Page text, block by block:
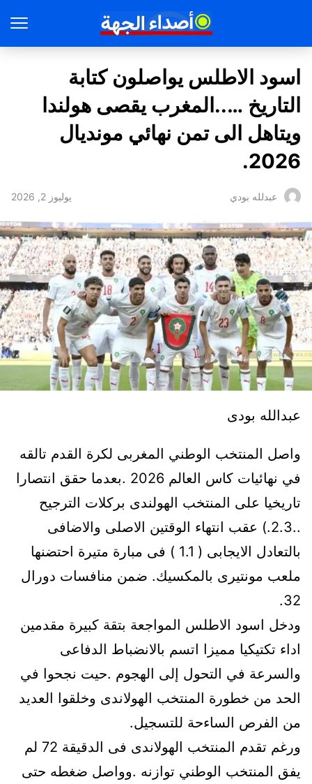
اسود الاطلس يواصلون كتابة
التاريخ …..المغرب يقصى هولندا
ويتاهل الى تمن نهائي مونديال
2026.
عبدلله بودي يوليوز 2, 2026
عبدالله بودى
واصل المنتخب الوطني المغربى لكرة القدم تالقه
في نهائيات كاس العالم 2026 .بعدما حقق انتصارا
تاريخيا على المنتخب الهولندى بركلات الترجيح
..2.3.) عقب انتهاء الوقتين الاصلى والاضافى
بالتعادل الايجابى ( 1.1 ) فى مبارة متيرة احتضنها
ملعب مونتيرى بالمكسيك. ضمن منافسات دورال
32.
ودخل اسود الاطلس المواجعة بتقة كبيرة مقدمين
اداء تكتيكيا مميزا اتسم بالانضباط الدفاعى
والسرعة في التحول إلى الهجوم .حيت نجحوا في
الحد من خطورة المنتخب الهولاندى وخلقوا العديد
من الفرص الساءحة للتسجيل.
ورغم تقدم المنتخب الهولاندى فى الدقيقة 72 لم
يفق المنتخب الوطني توازنه .وواصل ضغطه حتى